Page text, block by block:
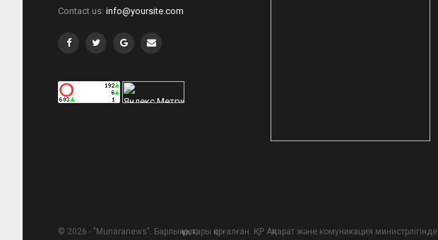
Contact us: info@yoursite.com
© 2026 - "Munaranews". Барлық құқықтары қорғалған. ҚР Ақпарат және комуникация министрлігінде